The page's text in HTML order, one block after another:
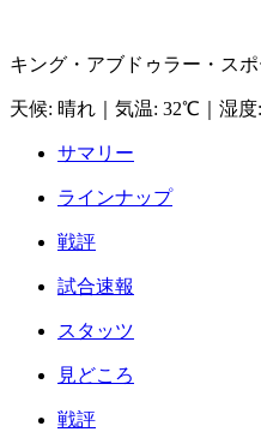
キング・アブドゥラー・ス
天候: 晴れ 気温: 32℃ 湿度:
サマリー
ラインナップ
戦評
試合速報
スタッツ
見どころ
戦評